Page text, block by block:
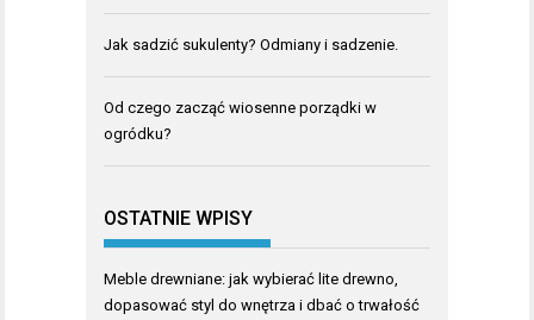
Jak sadzić sukulenty? Odmiany i sadzenie.
Od czego zacząć wiosenne porządki w
ogródku?
OSTATNIE WPISY
Meble drewniane: jak wybierać lite drewno,
dopasować styl do wnętrza i dbać o trwałość